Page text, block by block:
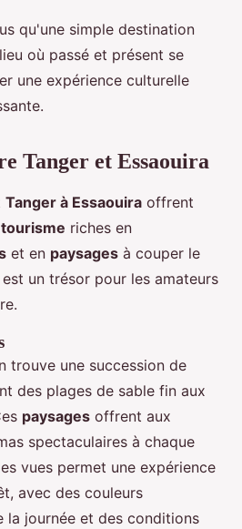
qu'une simple destination
où passé et présent se
une expérience culturelle
Tanger et Essaouira
Tanger à Essaouira offrent
tourisme riches en
et en paysages à couper le
un trésor pour les amateurs
trouve une succession de
des plages de sable fin aux
paysages offrent aux
spectaculaires à chaque
vues permet une expérience
avec des couleurs
la journée et des conditions